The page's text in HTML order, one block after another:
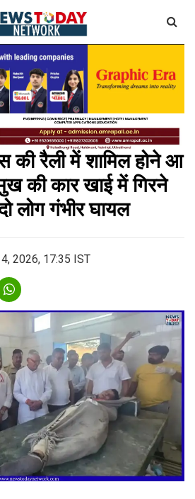
की रैली में शामिल होने आ
की कार खाई में गिरने
लोग गंभीर घायल
2026, 17:35 IST